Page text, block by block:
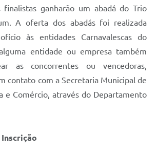
finalistas ganharão um abadá do Trio
A oferta dos abadás foi realizada
às entidades Carnavalescas do
entidade ou empresa também
as concorrentes ou vencedoras,
contato com a Secretaria Municipal de
e Comércio, através do Departamento